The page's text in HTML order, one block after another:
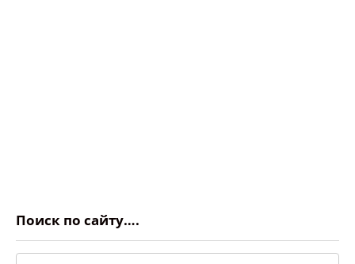
Поиск по сайту….
Поиск: